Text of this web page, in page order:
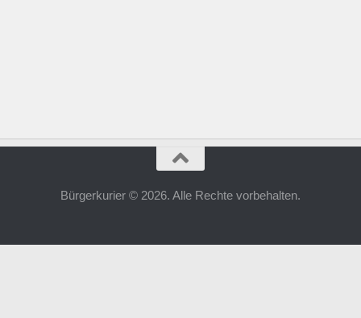
Bürgerkurier © 2026. Alle Rechte vorbehalten.